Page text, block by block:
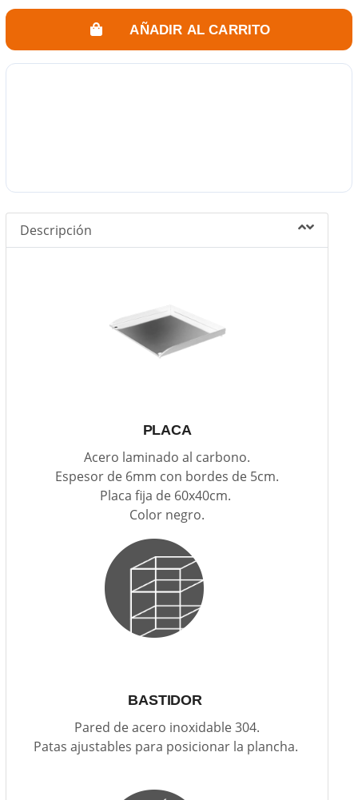
AÑADIR AL CARRITO
Descripción
PLACA
Acero laminado al carbono.
Espesor de 6mm con bordes de 5cm.
Placa fija de 60x40cm.
Color negro.
BASTIDOR
Pared de acero inoxidable 304.
Patas ajustables para posicionar la plancha.